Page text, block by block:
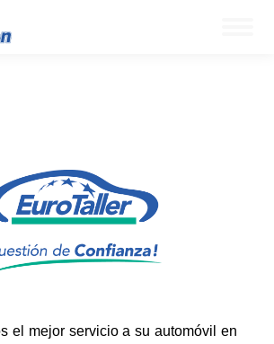
el mejor servicio a su automóvil en